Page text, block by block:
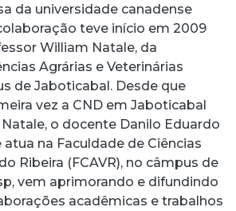
da universidade canadense
teve início em 2009
William Natale, da
Agrárias e Veterinárias
de Jaboticabal. Desde que
vez a CND em Jaboticabal
o docente Danilo Eduardo
atua na Faculdade de Ciências
Ribeira (FCAVR), no câmpus de
vem aprimorando e difundindo
acadêmicas e trabalhos